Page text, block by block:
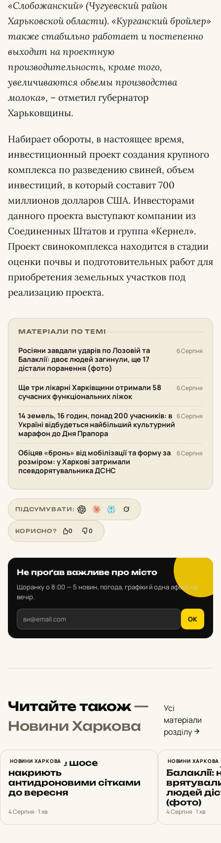
«Слобожанский» (Чугуевский район
Харьковской области). «Курганский бройлер»
также стабильно работает и постепенно
выходит на проектную
производительность, кроме того,
увеличиваются объемы производства
молока», – отметил губернатор
Харьковщины.
Набирает обороты, в настоящее время,
инвестиционный проект создания крупного
комплекса по разведению свиней, объем
инвестиций, в который составит 700
миллионов долларов США. Инвесторами
данного проекта выступают компании из
Соединенных Штатов и группа «Кернел».
Проект свинокомплекса находится в стадии
оценки почвы и подготовительных работ для
приобретения земельных участков под
реализацию проекта.
МАТЕРІАЛИ ПО ТЕМІ
Росіяни завдали ударів по Лозовій та
Балаклії: двоє людей загинули, ще 17
дістали поранення (фото)
6 Серпня
Ще три лікарні Харківщини отримали 58
сучасних функціональних ліжок
6 Серпня
14 земель, 16 годин, понад 200 учасників: в
Україні відбудеться найбільший культурний
марафон до Дня Прапора
6 Серпня
Обіцяв «бронь» від мобілізації та форму за
розміром: у Харкові затримали
псевдорятувальника ДСНС
6 Серпня
ПІДСУМУВАТИ:
КОРИСНО? 0 0
Не проґав важливе про місто
Щоранку о 8:00 — 5 новин, погода, графіки й одна афіша на
вечір.
OK
Читайте також—
Новини Харкова
Усі
матеріали
розділу
НОВИНИ ХАРКОВА
Харківське шосе
накриють
антидроновими сітками
до вересня
4 Серпня · 1 хв
НОВИНИ ХАРКОВА
Ракетний
людей
(фото)
4 Серпня · 1 хв